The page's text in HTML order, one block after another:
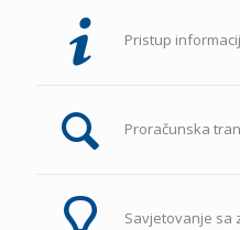
Pristup
Proračunska
Savjetovanje sa